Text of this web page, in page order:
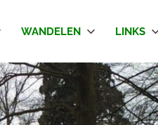
WANDELEN LINKS